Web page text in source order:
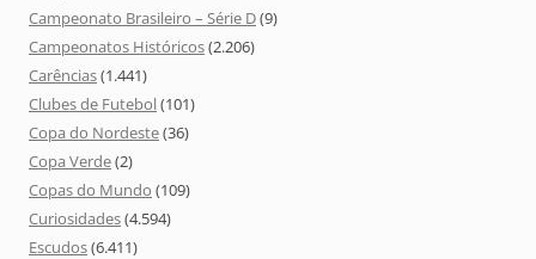
Campeonato Brasileiro – Série D(9)
Campeonatos Históricos(2.206)
Carências(1.441)
Clubes de Futebol(101)
Copa do Nordeste(36)
Copa Verde(2)
Copas do Mundo (109)
Curiosidades(4.594)
Escudos(6.411)